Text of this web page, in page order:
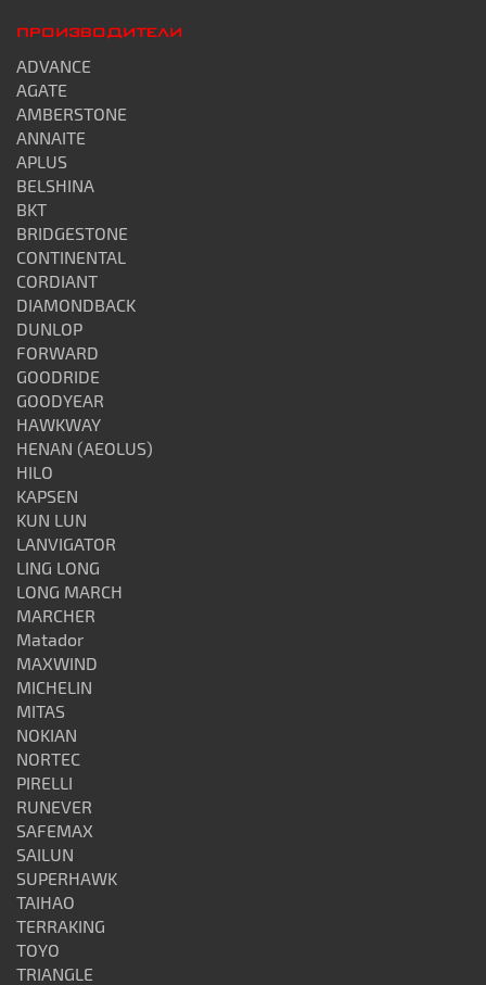
ПРОИЗВОДИТЕЛИ
ADVANCE
AGATE
AMBERSTONE
ANNAITE
APLUS
BELSHINA
BKT
BRIDGESTONE
CONTINENTAL
CORDIANT
DIAMONDBACK
DUNLOP
FORWARD
GOODRIDE
GOODYEAR
HAWKWAY
HENAN (AEOLUS)
HILO
KAPSEN
KUN LUN
LANVIGATOR
LING LONG
LONG MARCH
MARCHER
Matador
MAXWIND
MICHELIN
MITAS
NOKIAN
NORTEC
PIRELLI
RUNEVER
SAFEMAX
SAILUN
SUPERHAWK
TAIHAO
TERRAKING
TOYO
TRIANGLE